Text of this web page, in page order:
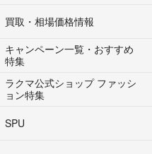
買取・相場価格情報
キャンペーン一覧・おすすめ
特集
ラクマ公式ショップ ファッシ
ョン特集
SPU